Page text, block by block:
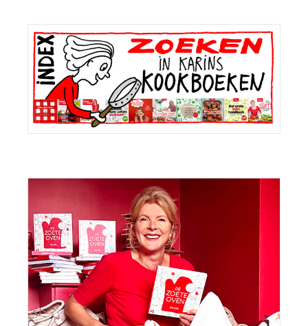
Primaire
Sidebar